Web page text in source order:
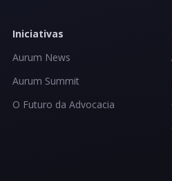
Iniciativas
Aurum News
Aurum Summit
O Futuro da Advocacia